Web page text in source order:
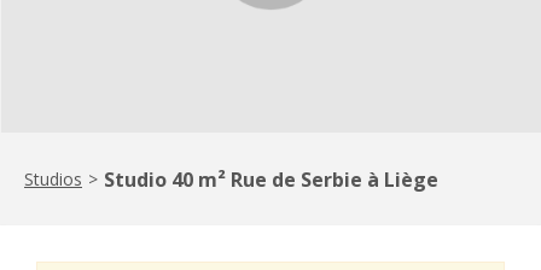
Studios > Studio 40 m² Rue de Serbie à Liège